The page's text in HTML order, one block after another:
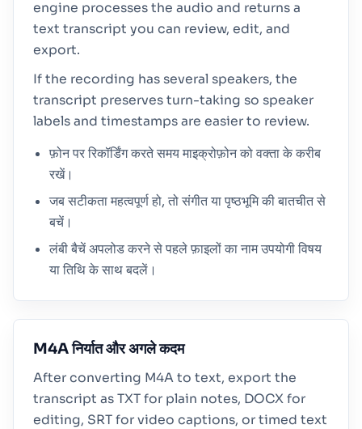
engine processes the audio and returns a
text transcript you can review, edit, and
export.
If the recording has several speakers, the
transcript preserves turn-taking so speaker
labels and timestamps are easier to review.
फ़ोन पर रिकॉर्डिंग करते समय माइक्रोफ़ोन को वक्ता के करीब
रखें।
जब सटीकता महत्वपूर्ण हो, तो संगीत या पृष्ठभूमि की बातचीत से
बचें।
लंबी बैचें अपलोड करने से पहले फ़ाइलों का नाम उपयोगी विषय
या तिथि के साथ बदलें।
M4A निर्यात और अगले कदम
After converting M4A to text, export the
transcript as TXT for plain notes, DOCX for
editing, SRT for video captions, or timed text